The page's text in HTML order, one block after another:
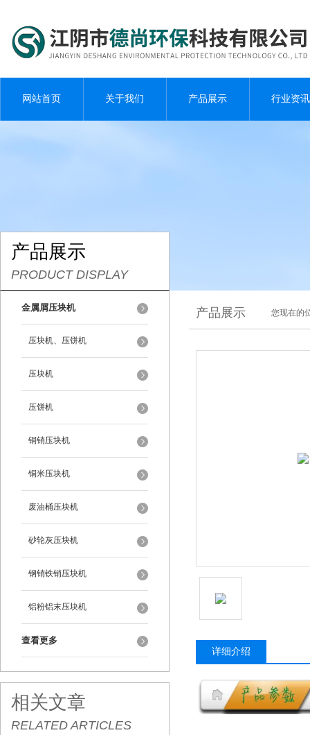
网站首页 关于我们 产品展示 行业资讯
产品展示
PRODUCT DISPLAY
金属屑压块机
压块机、压饼机
压块机
压饼机
铜销压块机
铜米压块机
废油桶压块机
砂轮灰压块机
钢销铁销压块机
铝粉铝末压块机
查看更多
相关文章
RELATED ARTICLES
产品展示 您现在的
详细介绍